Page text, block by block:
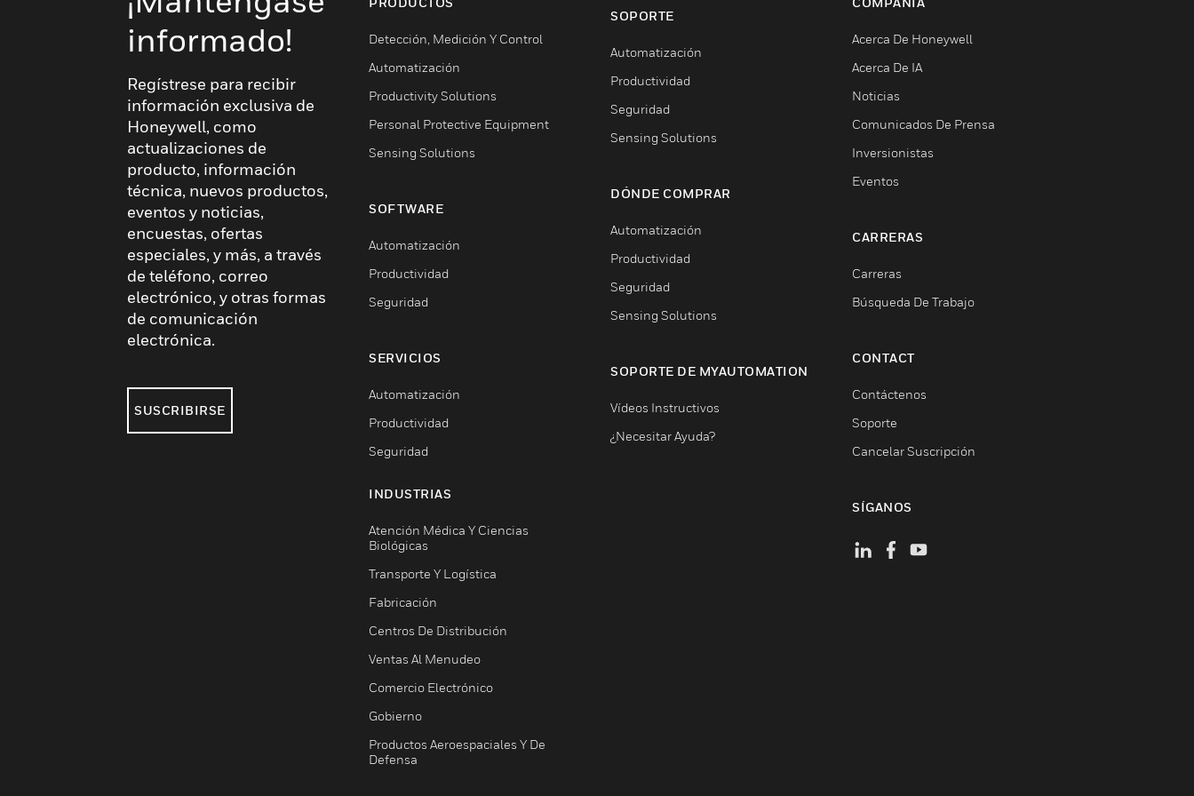
informado!
Regístrese para recibir
información exclusiva de
Honeywell, como
actualizaciones de
producto, información
técnica, nuevos productos,
eventos y noticias,
encuestas, ofertas
especiales, y más, a través
de teléfono, correo
electrónico, y otras formas
de comunicación
electrónica.
SUSCRIBIRSE
Detección, Medición Y Control
Automatización
Productivity Solutions
Personal Protective Equipment
Sensing Solutions
SOFTWARE
Automatización
Productividad
Seguridad
SERVICIOS
Automatización
Productividad
Seguridad
INDUSTRIAS
Atención Médica Y Ciencias
Biológicas
Transporte Y Logística
Fabricación
Centros De Distribución
Ventas Al Menudeo
Comercio Electrónico
Gobierno
Productos Aeroespaciales Y De
Defensa
SOPORTE
Automatización
Productividad
Seguridad
Sensing Solutions
DÓNDE COMPRAR
Automatización
Productividad
Seguridad
Sensing Solutions
SOPORTE DE MYAUTOMATION
Vídeos Instructivos
¿Necesitar Ayuda?
Acerca De Honeywell
Acerca De IA
Noticias
Comunicados De Prensa
Inversionistas
Eventos
CARRERAS
Carreras
Búsqueda De Trabajo
CONTACT
Contáctenos
Soporte
Cancelar Suscripción
SÍGANOS